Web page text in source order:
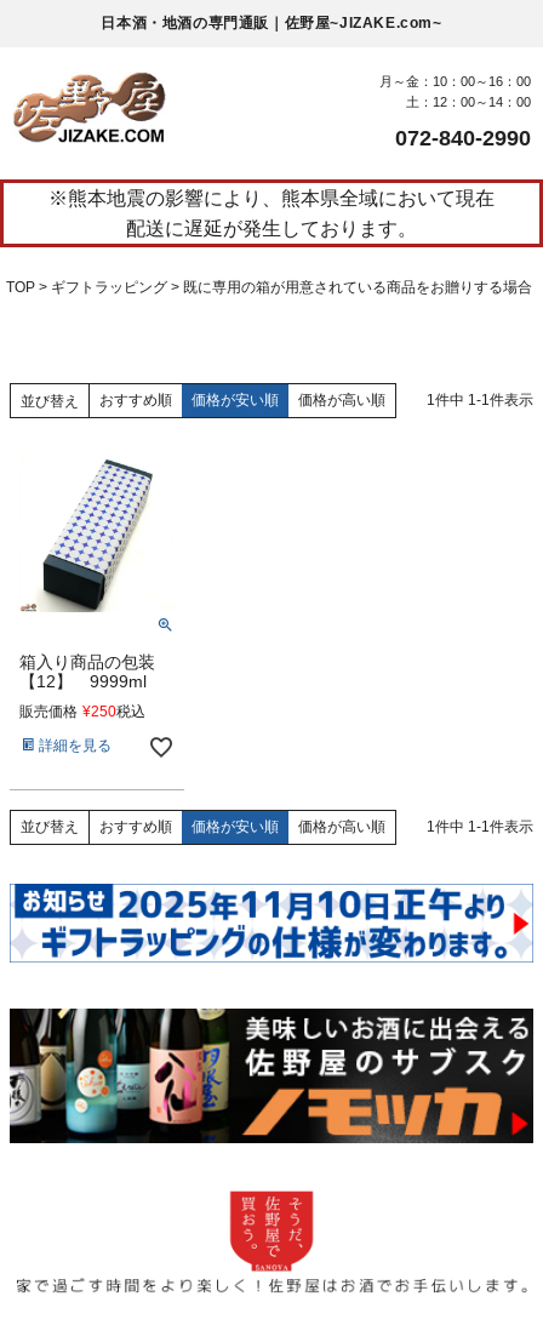
日本酒・地酒の専門通販｜佐野屋~JIZAKE.com~
月～金：10：00～16：00
土：12：00～14：00
072-840-2990
※熊本地震の影響により、熊本県全域において現在
配送に遅延が発生しております。
TOP ギフトラッピング 既に専用の箱が用意されている商品をお贈りする場合
並び替え おすすめ順 価格が安い順 価格が高い順 1件中 1-1件表示
箱入り商品の包装
【12】 9999ml
販売価格 ¥250税込
詳細を見る
並び替え おすすめ順 価格が安い順 価格が高い順 1件中 1-1件表示